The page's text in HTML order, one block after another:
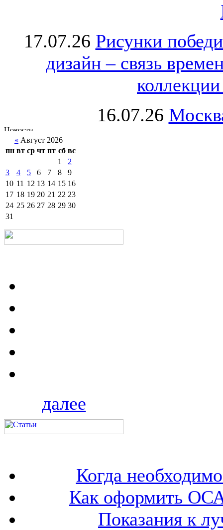
17.07.26 Рисунки
дизайн – связь
16.07.26
« Август 2026
пн вт ср чт пт сб вс
1
2
3
4 5 6 7 8
9
10 11 12 13 14 15 16
17 18 19 20 21 22 23
24 25 26 27 28 29 30
31
далее
Когда
Как оформить
Показания к